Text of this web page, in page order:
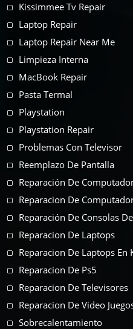
Kissimmee Tv Repair
Laptop Repair
Laptop Repair Near Me
Limpieza Interna
MacBook Repair
Pasta Termal
Playstation
Playstation Repair
Problemas Con Televisor
Reemplazo De Pantalla
Reparación De
Reparacion De
Reparación De Consolas
Reparacion De Laptops
Reparacion De Laptops En
Reparacion De Ps5
Reparacion De Televisores
Reparacion De Video
Sobrecalentamiento